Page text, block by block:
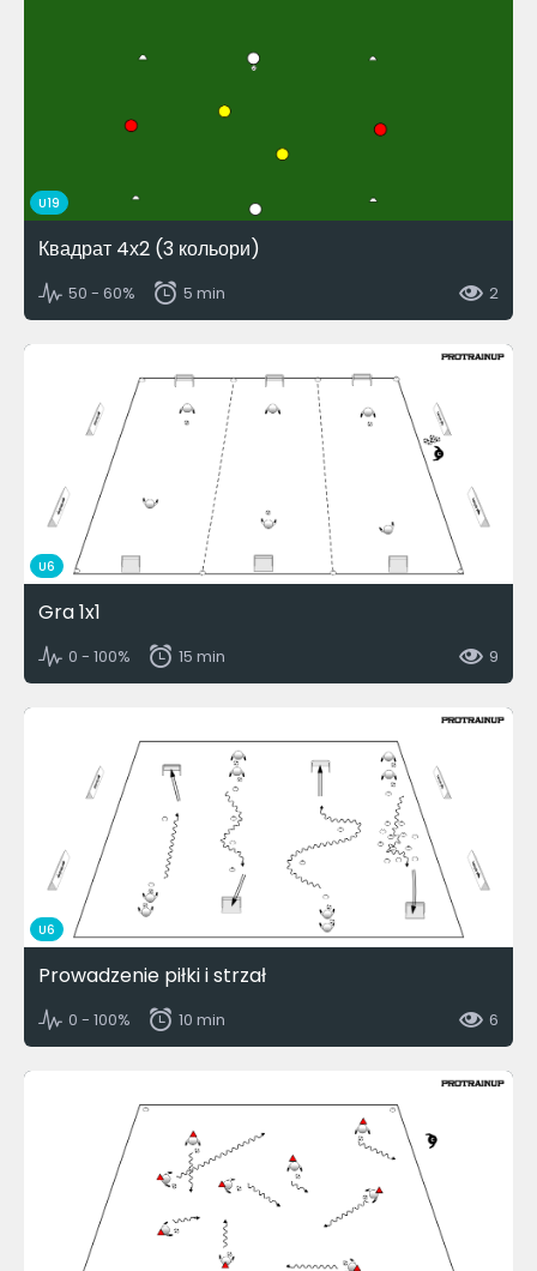
U19
Квадрат 4х2 (3 кольори)
50 - 60% 5 min 2
U6
Gra 1x1
0 - 100% 15 min 9
U6
Prowadzenie piłki i strzał
0 - 100% 10 min 6